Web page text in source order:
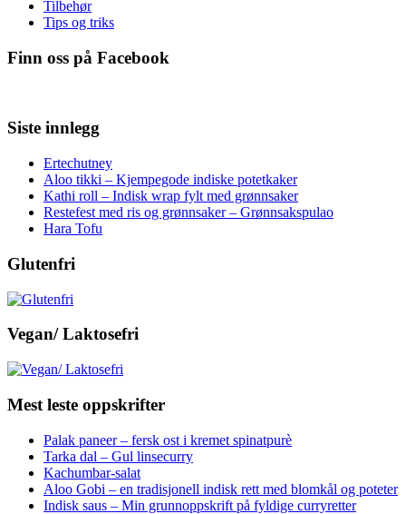
Tilbehør
Tips og triks
Finn oss på Facebook
Siste innlegg
Ertechutney
Aloo tikki – Kjempegode indiske potetkaker
Kathi roll – Indisk wrap fylt med grønnsaker
Restefest med ris og grønnsaker – Grønnsakspulao
Hara Tofu
Glutenfri
Vegan/ Laktosefri
Mest leste oppskrifter
Palak paneer – fersk ost i kremet spinatpurè
Tarka dal – Gul linsecurry
Kachumbar-salat
Aloo Gobi – en tradisjonell indisk rett med blomkål og poteter
Indisk saus – Min grunnoppskrift på fyldige curryretter